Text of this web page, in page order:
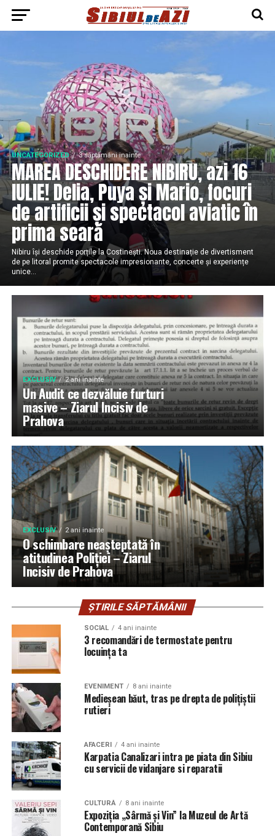
UNCATEGORIZED 3 săptămâni inainte
MAREA DESCHIDERE NIBIRU, azi 16
IULIE! Delia, Puya și Mario, focuri
de artificii și spectacol aviatic în
prima seară
Nibiru își deschide porțile la Costinești. Noua destinație de divertisment
de pe litoral promite spectacole impresionante, concerte și experiențe
unice...
EXCLUSIV 2 ani inainte
Un Audit ce dezvăluie furturi
masive – Ziarul Incisiv de
Prahova
EXCLUSIV 2 ani inainte
O schimbare neașteptată în
atitudinea Poliției – Ziarul
Incisiv de Prahova
ȘTIRILE SĂPTĂMÂNII
SOCIAL 4 ani inainte
3 recomandări de termostate pentru
locuința ta
EVENIMENT 8 ani inainte
Medieșean băut, tras pe drepta de polițiștii
rutieri
AFACERI 4 ani inainte
Karpatia Canalizari intra pe piata din Sibiu
cu servicii de vidanjare si reparatii
CULTURĂ 8 ani inainte
Expoziția „Sârmă și Vin” la Muzeul de Artă
Contemporană Sibiu